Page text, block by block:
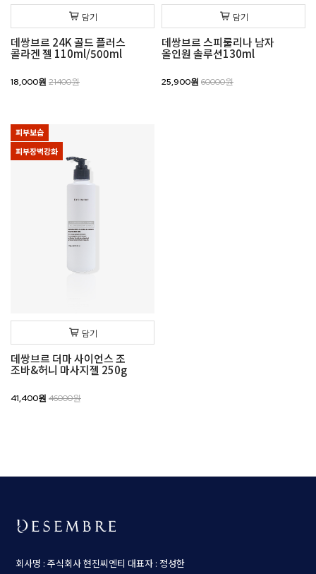
담기
데쌍브르 24K 골드 플러스
콜라겐 젤 110ml/500ml
18,000원 21400원
담기
데쌍브르 스피룰리나 남자
올인원 솔루션130ml
25,900원 60000원
피부보습
피부장벽강화
담기
데쌍브르 더마 사이언스 조
조바&허니 마사지젤 250g
41,400원 46000원
회사명 : 주식회사 현진씨엔티 대표자 : 정성한